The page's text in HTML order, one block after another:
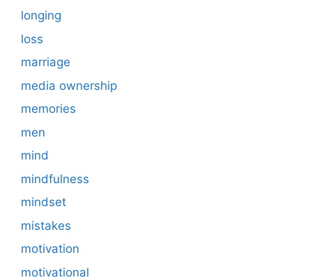
longing
loss
marriage
media ownership
memories
men
mind
mindfulness
mindset
mistakes
motivation
motivational